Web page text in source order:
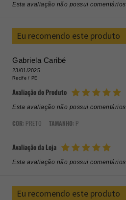
Esta avaliação não possui comentários.
Eu recomendo este produto
Gabriela Caribé
23/01/2025
Recife / PE
Avaliação do Produto
Esta avaliação não possui comentários.
COR: PRETO TAMANHO: P
Avaliação da Loja
Esta avaliação não possui comentários.
Eu recomendo este produto